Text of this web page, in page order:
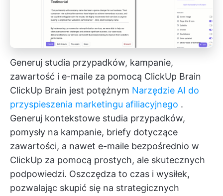
Generuj studia przypadków, kampanie,
zawartość i e-maile za pomocą ClickUp Brain
ClickUp Brain jest potężnym Narzędzie AI do
przyspieszenia marketingu afiliacyjnego .
Generuj kontekstowe studia przypadków,
pomysły na kampanie, briefy dotyczące
zawartości, a nawet e-maile bezpośrednio w
ClickUp za pomocą prostych, ale skutecznych
podpowiedzi. Oszczędza to czas i wysiłek,
pozwalając skupić się na strategicznych